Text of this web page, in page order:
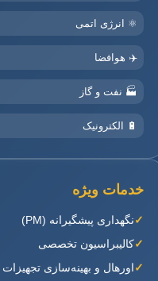
⚛️ انرژی اتمی
✈️ هوافضا
🏭 نفت و گاز
🔋 الکترونیک
خدمات ویژه
نگهداری پیشگیرانه (PM)
کالیبراسیون تخصصی
اورهال و بهینه‌سازی تجهیزات